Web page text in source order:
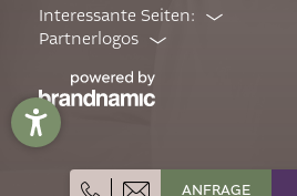
ANFRAGE
Interessante Seiten:
Partnerlogos